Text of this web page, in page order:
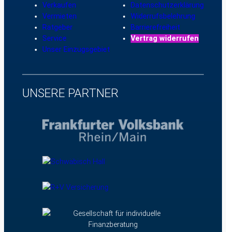
Verkaufen
Vermieten
Ratgeber
Service
Unser Einzugsgebiet
Datenschutzerklärung
Widerrufsbelehrung
Barrierefreiheit
Vertrag widerrufen
UNSERE PARTNER